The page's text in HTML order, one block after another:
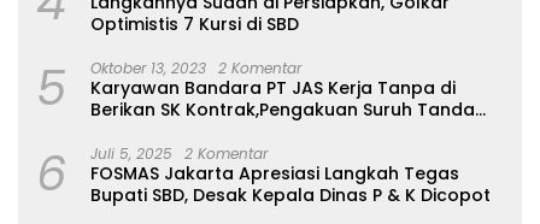
Optimistis 7 Kursi di SBD
5 Oktober 13, 2023 2 Komentar
Karyawan Bandara PT JAS Kerja Tanpa di
Berikan SK Kontrak,Pengakuan Suruh Tanda
6 Juli 5, 2025 2 Komentar
FOSMAS Jakarta Apresiasi Langkah Tegas
Bupati SBD, Desak Kepala Dinas P & K Dicopot